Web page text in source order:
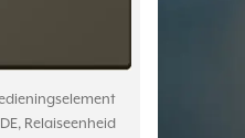
Relaiseenheid